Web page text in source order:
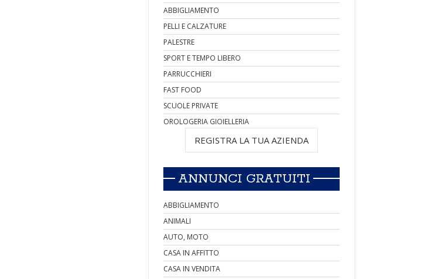
ABBIGLIAMENTO
PELLI E CALZATURE
PALESTRE
SPORT E TEMPO LIBERO
PARRUCCHIERI
FAST FOOD
SCUOLE PRIVATE
OROLOGERIA GIOIELLERIA
REGISTRA LA TUA AZIENDA
ANNUNCI GRATUITI
ABBIGLIAMENTO
ANIMALI
AUTO, MOTO
CASA IN AFFITTO
CASA IN VENDITA